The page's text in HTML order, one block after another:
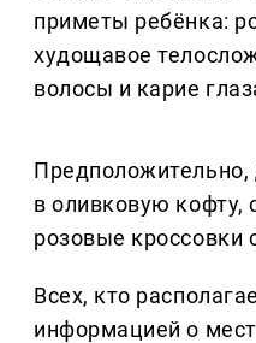
приметы ребёнка:
худощавое
волосы и карие
Предположительно,
в оливковую
розовые кроссовки
Всех, кто
информацией о